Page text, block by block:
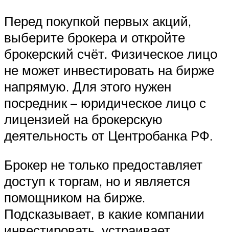
Перед покупкой первых акций,
выберите брокера и откройте
брокерский счёт. Физическое лицо
не может инвестировать на бирже
напрямую. Для этого нужен
посредник – юридическое лицо с
лицензией на брокерскую
деятельность от Центробанка РФ.
Брокер не только предоставляет
доступ к торгам, но и является
помощником на бирже.
Подсказывает, в какие компании